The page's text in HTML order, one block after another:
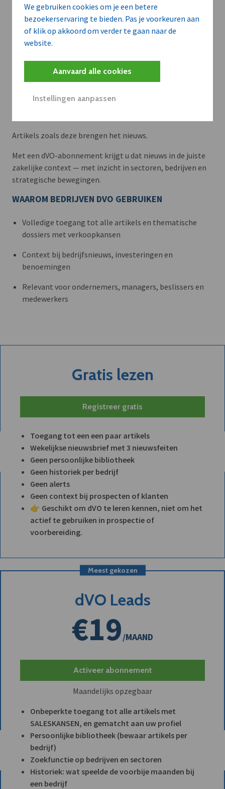
We gebruiken cookies om je een betere
bezoekerservaring te bieden. Pas je voorkeuren aan
of klik op akkoord om verder te gaan naar de
website.
Aanvaard alle cookies
Instellingen aanpassen
Meer context. Dieper begrip.
Artikels zoals deze brengen het nieuws.
Met een dVO-abonnement krijgt u dat nieuws in de juiste
zakelijke context — met inzicht in sectoren, bedrijven en
strategische bewegingen.
WAAROM BEDRIJVEN DVO GEBRUIKEN
Volledige toegang tot alle artikels en thematische
dossiers met verkoopkansen
Context bij bedrijfsnieuws, investeringen en
benoemingen
Relevant voor ondernemers, managers, beslissers en
medewerkers
Gratis lezen
Registreer gratis
Toegang tot een een paar artikels
Wekelijkse nieuwsbrief met 3 nieuwsfeiten
Geen persoonlijke bibliotheek
Geen historiek per bedrijf
Geen alerts
Geen context bij prospecten of klanten
👉 Geschikt om dVO te leren kennen, niet om het
actief te gebruiken in prospectie of
voorbereiding.
Meest gekozen
dVO Leads
€19/MAAND
Activeer abonnement
Maandelijks opzegbaar
Onbeperkte toegang tot alle artikels met
SALESKANSEN, en gematcht aan uw profiel
Persoonlijke bibliotheek (bewaar artikels per
bedrijf)
Zoekfunctie op bedrijven en sectoren
Historiek: wat speelde de voorbije maanden bij
een bedrijf